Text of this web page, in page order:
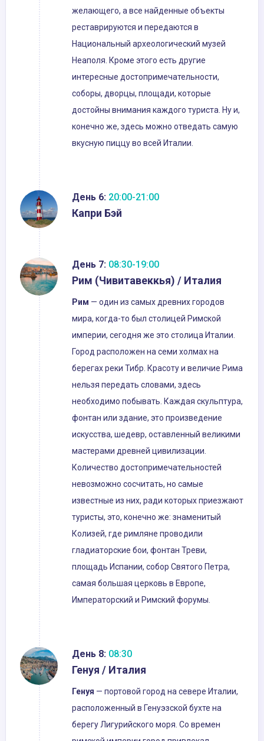
желающего, а все найденные объекты
реставрируются и передаются в
Национальный археологический музей
Неаполя. Кроме этого есть другие
интересные достопримечательности,
соборы, дворцы, площади, которые
достойны внимания каждого туриста. Ну и,
конечно же, здесь можно отведать самую
вкусную пиццу во всей Италии.
День 6: 20:00-21:00
Капри Бэй
День 7: 08:30-19:00
Рим (Чивитавеккья) / Италия
Рим — один из самых древних городов
мира, когда-то был столицей Римской
империи, сегодня же это столица Италии.
Город расположен на семи холмах на
берегах реки Тибр. Красоту и величие Рима
нельзя передать словами, здесь
необходимо побывать. Каждая скульптура,
фонтан или здание, это произведение
искусства, шедевр, оставленный великими
мастерами древней цивилизации.
Количество достопримечательностей
невозможно сосчитать, но самые
известные из них, ради которых приезжают
туристы, это, конечно же: знаменитый
Колизей, где римляне проводили
гладиаторские бои, фонтан Треви,
площадь Испании, собор Святого Петра,
самая большая церковь в Европе,
Императорский и Римский форумы.
День 8: 08:30
Генуя / Италия
Генуя — портовой город на севере Италии,
расположенный в Генуэзской бухте на
берегу Лигурийского моря. Со времен